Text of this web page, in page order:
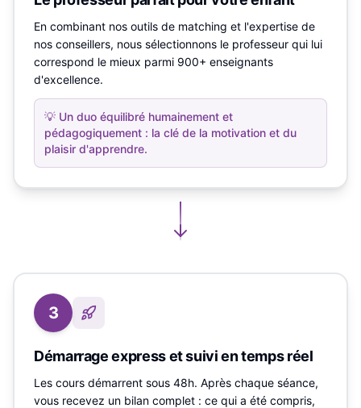
En combinant nos outils de matching et l'expertise de
nos conseillers, nous sélectionnons le professeur qui lui
correspond le mieux parmi 900+ enseignants
d'excellence.
💡 Un duo équilibré humainement et
pédagogiquement : la clé de la motivation et du
plaisir d'apprendre.
3
Démarrage express et suivi en temps réel
Les cours démarrent sous 48h. Après chaque séance,
vous recevez un bilan complet : ce qui a été compris,